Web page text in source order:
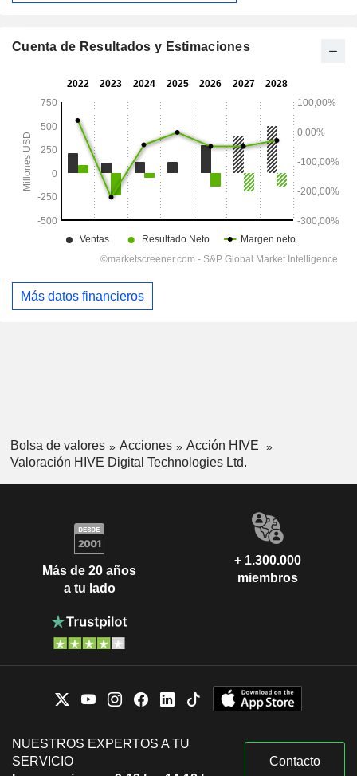
Cuenta de Resultados y Estimaciones
Más datos financieros
Bolsa de valores Acciones
Acción HIVE
Valoración HIVE Digital Technologies Ltd.
Más de 20 años
a tu lado
+ 1.300.000
miembros
NUESTROS EXPERTOS A TU
SERVICIO
Contacto